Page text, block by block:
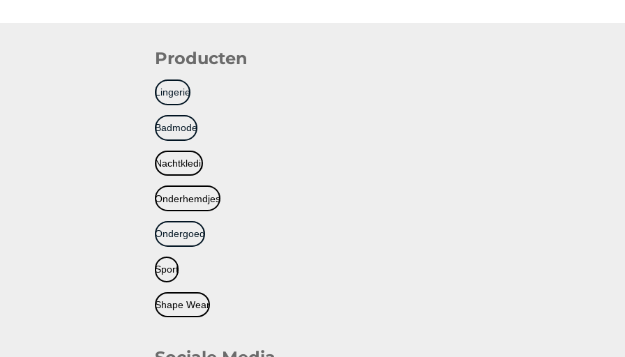
Producten
Lingerie
Badmode
Nachtkledij
Onderhemdjes
Ondergoed
Sport
Shape Wear